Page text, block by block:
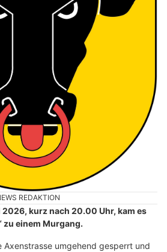
REDAKTION
2026, kurz nach 20.00 Uhr, kam es
zu einem Murgang.
Axenstrasse umgehend gesperrt und